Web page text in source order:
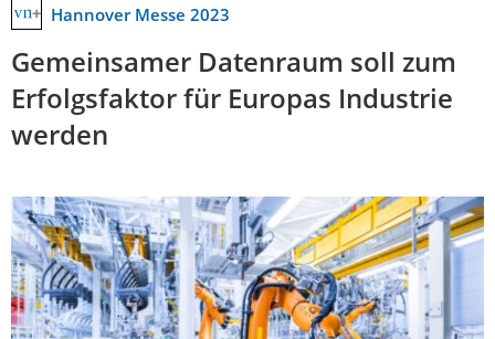
Hannover Messe 2023
Gemeinsamer Datenraum soll zum
Erfolgsfaktor für Europas Industrie
werden